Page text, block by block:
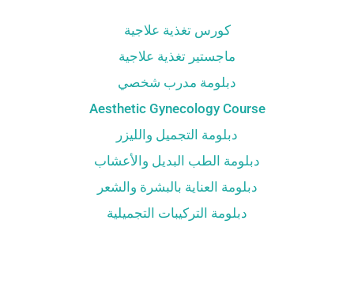
كورس تغذية علاجية
ماجستير تغذية علاجية
دبلومة مدرب شخصي
Aesthetic Gynecology Course
دبلومة التجميل والليزر
دبلومة الطب البديل والأعشاب
دبلومة العناية بالبشرة والشعر
دبلومة التركيبات التجميلية